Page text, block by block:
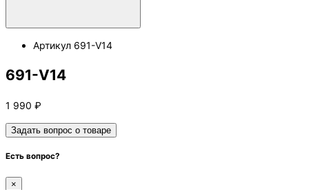
Артикул 691-V14
691-V14
1 990 ₽
Задать вопрос о товаре
Есть вопрос?
×